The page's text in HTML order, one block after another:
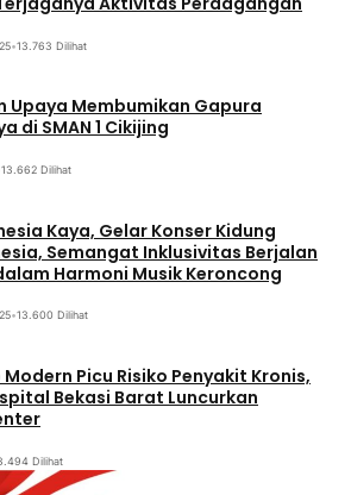
•13.763 Dilihat
Upaya Membumikan Gapura
di SMAN 1 Cikijing
13.662 Dilihat
Kaya, Gelar Konser Kidung
Semangat Inklusivitas Berjalan
Harmoni Musik Keroncong
•13.600 Dilihat
Picu Risiko Penyakit Kronis,
Bekasi Barat Luncurkan
Dilihat